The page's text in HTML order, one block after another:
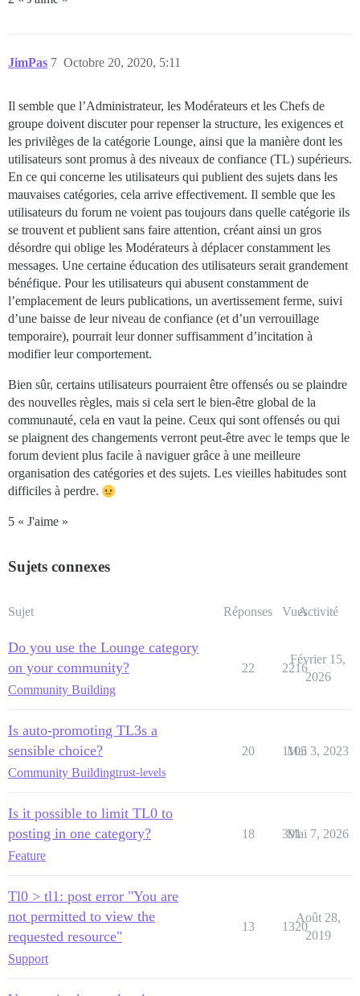
JimPas Octobre 20, 2020, 5:11
7
Il semble que l’Administrateur, les Modérateurs et les Chefs de
groupe doivent discuter pour repenser la structure, les exigences et
les privilèges de la catégorie Lounge, ainsi que la manière dont les
utilisateurs sont promus à des niveaux de confiance (TL) supérieurs.
En ce qui concerne les utilisateurs qui publient des sujets dans les
mauvaises catégories, cela arrive effectivement. Il semble que les
utilisateurs du forum ne voient pas toujours dans quelle catégorie ils
se trouvent et publient sans faire attention, créant ainsi un gros
désordre qui oblige les Modérateurs à déplacer constamment les
messages. Une certaine éducation des utilisateurs serait grandement
bénéfique. Pour les utilisateurs qui abusent constamment de
l’emplacement de leurs publications, un avertissement ferme, suivi
d’une baisse de leur niveau de confiance (et d’un verrouillage
temporaire), pourrait leur donner suffisamment d’incitation à
modifier leur comportement.
Bien sûr, certains utilisateurs pourraient être offensés ou se plaindre
des nouvelles règles, mais si cela sert le bien-être global de la
communauté, cela en vaut la peine. Ceux qui sont offensés ou qui
se plaignent des changements verront peut-être avec le temps que le
forum devient plus facile à naviguer grâce à une meilleure
organisation des catégories et des sujets. Les vieilles habitudes sont
difficiles à perdre.
5 « J'aime »
Sujets connexes
Sujet Réponses VuesActivité
Do you use the Lounge category
on your community?
Community Building
22 2216
Février 15,
2026
Is auto-promoting TL3s a
sensible choice?
Community Buildingtrust-levels
20 1105
Mai 3, 2023
Is it possible to limit TL0 to
posting in one category?
Feature
18 391
Mai 7, 2026
Tl0 > tl1: post error "You are
not permitted to view the
requested resource"
Support
13 1320
Août 28,
2019